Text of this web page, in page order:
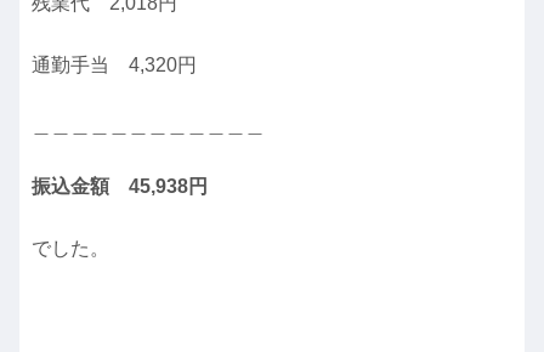
通勤手当 4,320円
振込金額 45,938円
でした。